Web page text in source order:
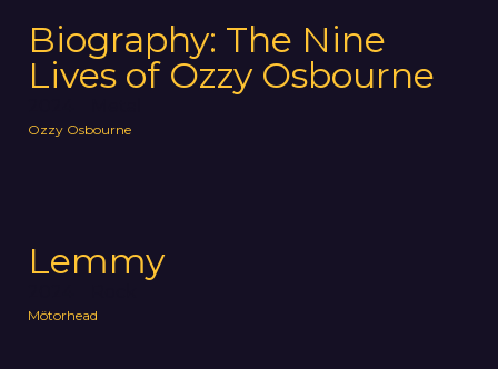
Biography: The Nine
Lives of Ozzy Osbourne
Ozzy Osbourne
Lemmy
Mötorhead